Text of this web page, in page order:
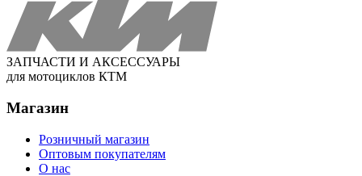
ЗАПЧАСТИ И АКСЕССУАРЫ
для мотоциклов КТМ
Магазин
Розничный магазин
Оптовым покупателям
О нас